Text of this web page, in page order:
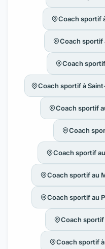
Coach sportif
Coach sportif
Coach
Coach sportif à
Coach sportif
Coach
Coach sportif
Coach sportif au
Coach sportif au
Coach
Coach sportif